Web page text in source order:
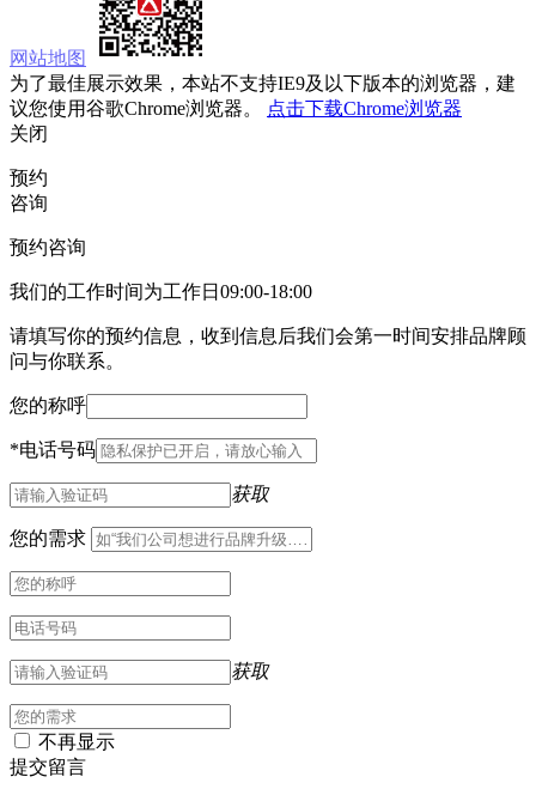
网站地图
为了最佳展示效果，本站不支持IE9及以下版本的浏览器，建
议您使用谷歌Chrome浏览器。
点击下载Chrome浏览器
关闭
预约
咨询
预约咨询
我们的工作时间为工作日09:00-18:00
请填写你的预约信息，收到信息后我们会第一时间安排品牌顾
问与你联系。
您的称呼
*电话号码
获取
您的需求
获取
不再显示
提交留言